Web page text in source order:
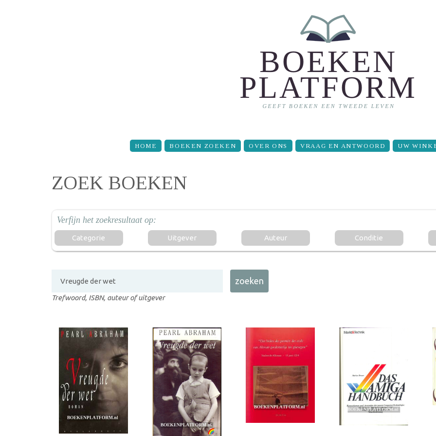
HOME BOEKEN ZOEKEN OVER ONS VRAAG EN ANTWOORD UW
ZOEK BOEKEN
Categorie Uitgever Auteur Conditie
Trefwoord, ISBN, auteur of uitgever